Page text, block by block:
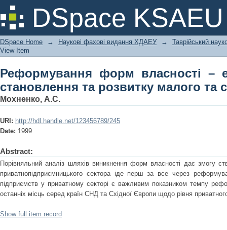
DSpace KSAEU
Реформування форм власності –
малого та середнього бізнесу
DSpace Home → Наукові фахові видання ХДАЕУ →
Таврійський
View Item
Реформування форм власності –
становлення та розвитку малого та
Мохненко, А.С.
URI: http://hdl.handle.net/123456789/245
Date: 1999
Abstract:
Порівняльний аналіз шляхів виникнення форм власності дає змогу
приватнопідприємницького сектора іде перш за все через
підприємств у приватному секторі є важливим показником темпу
останніх місць серед країн СНД та Східної Європи щодо рівня
Show full item record